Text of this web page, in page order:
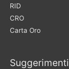
RID
CRO
Carta Oro
Suggerimenti